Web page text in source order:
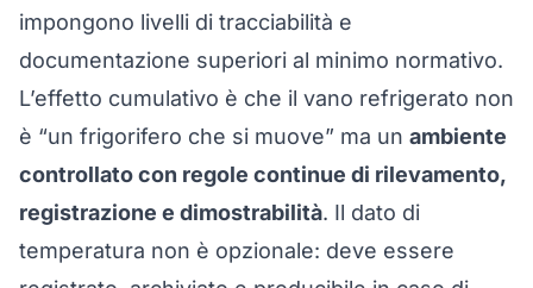
impongono livelli di tracciabilità e
documentazione superiori al minimo normativo.
L’effetto cumulativo è che il vano refrigerato non
è “un frigorifero che si muove” ma un ambiente
controllato con regole continue di rilevamento,
registrazione e dimostrabilità. Il dato di
temperatura non è opzionale: deve essere